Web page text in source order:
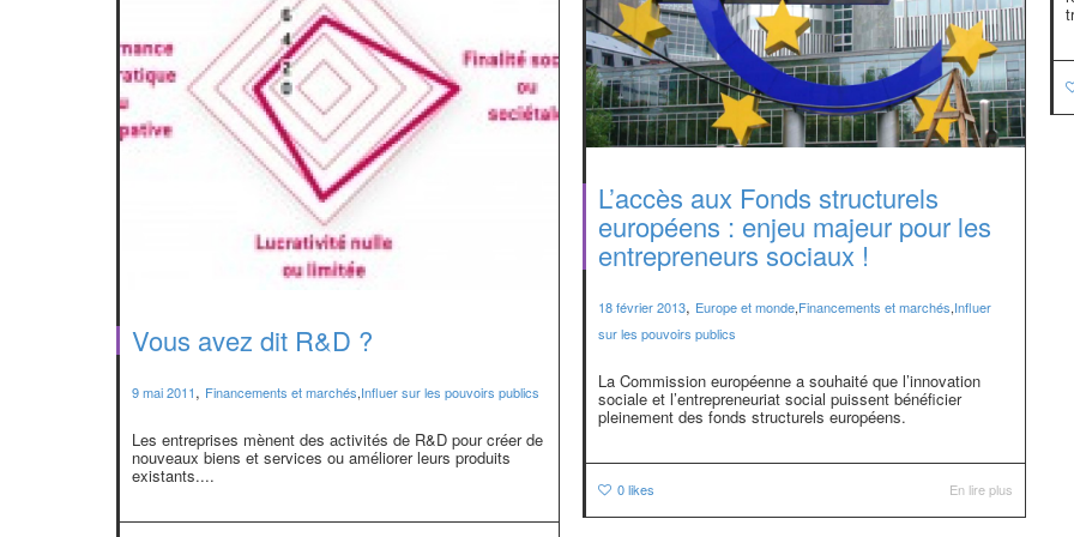
L’accès aux Fonds structurels
européens : enjeu majeur pour les
entrepreneurs sociaux !
18 février 2013, Europe et monde,Financements et marchés,Influer
sur les pouvoirs publics
La Commission européenne a souhaité que l’innovation
sociale et l’entrepreneuriat social puissent bénéficier
pleinement des fonds structurels européens.
0likes En lire plus
Vous avez dit R&D ?
9 mai 2011, Financements et marchés,Influer sur les pouvoirs publics
Les entreprises mènent des activités de R&D pour créer de
nouveaux biens et services ou améliorer leurs produits
existants....